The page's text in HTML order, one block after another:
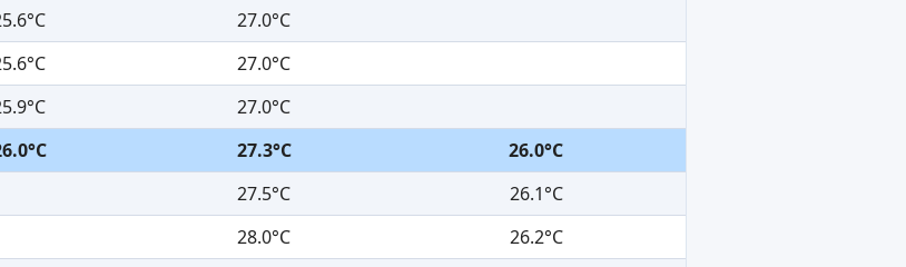
27.0°C
27.0°C
27.0°C
27.3°C
26.0°C
27.5°C
26.1°C
28.0°C
26.2°C